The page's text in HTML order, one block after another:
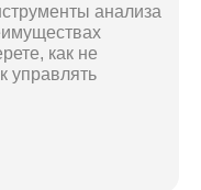
анализа
как не
управлять